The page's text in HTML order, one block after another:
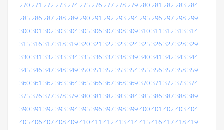
270271 272273274275276277278279280281 282283284
285286287288289290291 292293294295296297298299
300301 302303304305306307308309310311 312313314
315316317318319320321 322323324325326327328329
330331 332333334335336337338339340341 342343344
345346347348349350351 352353354355356357358359
360361 362363364365366367368369370371 372373374
375376377378379380381 382383384385386387388389
390391 392393394395396397398399400401 402403404
405406407408409410411 412413414415416417418419